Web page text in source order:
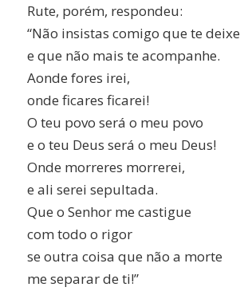
Rute, porém, respondeu:
“Não insistas comigo que te deixe
e que não mais te acompanhe.
Aonde fores irei,
onde ficares ficarei!
O teu povo será o meu povo
e o teu Deus será o meu Deus!
Onde morreres morrerei,
e ali serei sepultada.
Que o Senhor me castigue
com todo o rigor
se outra coisa que não a morte
me separar de ti!”